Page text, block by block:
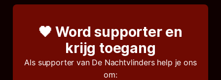
🖤 Word supporter en
krijg toegang
Als supporter van De Nachtvlinders help je ons
om: